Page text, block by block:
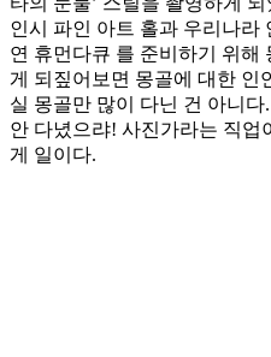
인시 파인 아트 홀과 우리나라
연 휴먼다큐 를 준비하기 위해
게 되짚어보면 몽골에 대한 인
실 몽골만 많이 다닌 건 아니
안 다녔으랴! 사진가라는 직업
게 일이다.